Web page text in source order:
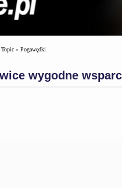
» Pogawędki
wygodne